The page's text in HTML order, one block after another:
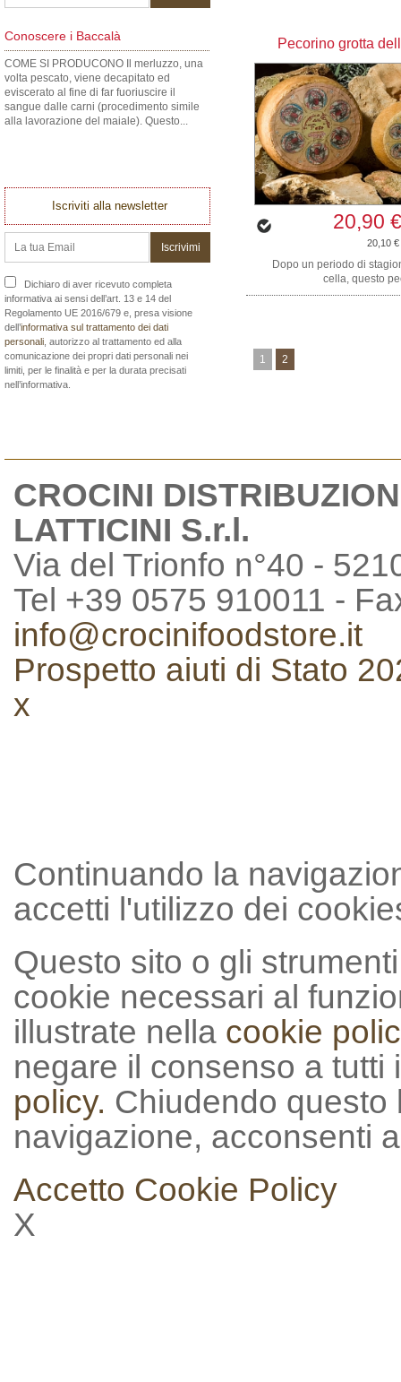
Conoscere i Baccalà
COME SI PRODUCONO Il merluzzo, una
volta pescato, viene decapitato ed
eviscerato al fine di far fuoriuscire il
sangue dalle carni (procedimento simile
alla lavorazione del maiale). Questo...
Iscriviti alla newsletter
Dichiaro di aver ricevuto completa
informativa ai sensi dell’art. 13 e 14 del
Regolamento UE 2016/679 e, presa visione
dell’informativa sul trattamento dei dati
personali , autorizzo al trattamento ed alla
comunicazione dei propri dati personali nei
limiti, per le finalità e per la durata precisati
nell’informativa.
Pecorino grotta
20,90
20,10 €
Dopo un periodo di
cella, questo
1 2
CROCINI
LATTICINI S.r.l.
Via del Trionfo n°40 -
Tel +39 0575 910011 -
info@crocinifoodstore.it
Prospetto aiuti di Stato
x
Continuando la
accetti l'utilizzo dei
Questo sito o gli
cookie necessari al
illustrate nella cookie
negare il consenso a
policy. Chiudendo
navigazione, acconsenti
Accetto Cookie Policy
X